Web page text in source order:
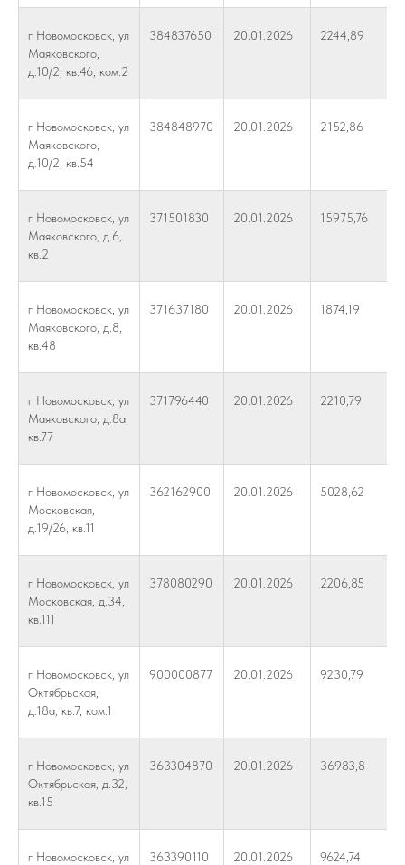
г Новомосковск, ул
Маяковского,
д.10/2, кв.46, ком.2
384837650 20.01.2026 2244,89
г Новомосковск, ул
Маяковского,
д.10/2, кв.54
384848970 20.01.2026 2152,86
г Новомосковск, ул
Маяковского, д.6,
кв.2
371501830 20.01.2026 15975,76
г Новомосковск, ул
Маяковского, д.8,
кв.48
371637180 20.01.2026 1874,19
г Новомосковск, ул
Маяковского, д.8а,
кв.77
371796440 20.01.2026 2210,79
г Новомосковск, ул
Московская,
д.19/26, кв.11
362162900 20.01.2026 5028,62
г Новомосковск, ул
Московская, д.34,
кв.111
378080290 20.01.2026 2206,85
г Новомосковск, ул
Октябрьская,
д.18а, кв.7, ком.1
900000877 20.01.2026 9230,79
г Новомосковск, ул
Октябрьская, д.32,
кв.15
363304870 20.01.2026 36983,8
г Новомосковск, ул 363390110 20.01.2026 9624,74